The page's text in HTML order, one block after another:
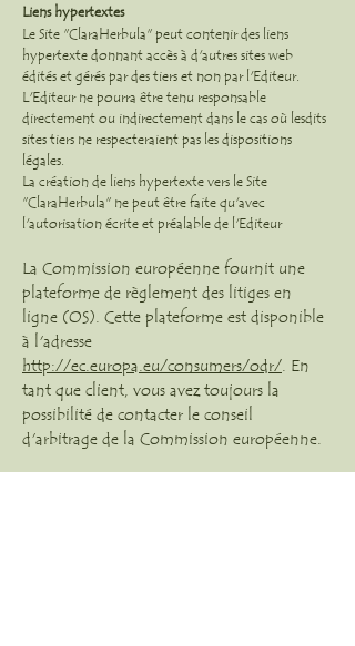
Liens hypertextes
Le Site "ClaraHerbula" peut contenir des liens
hypertexte donnant accès à d'autres sites web
édités et gérés par des tiers et non par l'Editeur.
L'Editeur ne pourra être tenu responsable
directement ou indirectement dans le cas où lesdits
sites tiers ne respecteraient pas les dispositions
légales.
La création de liens hypertexte vers le Site
"ClaraHerbula" ne peut être faite qu'avec
l'autorisation écrite et préalable de l'Editeur
La Commission européenne fournit une
plateforme de règlement des litiges en
ligne (OS). Cette plateforme est disponible
à l'adresse
http://ec.europa.eu/consumers/odr/. En
tant que client, vous avez toujours la
possibilité de contacter le conseil
d'arbitrage de la Commission européenne.